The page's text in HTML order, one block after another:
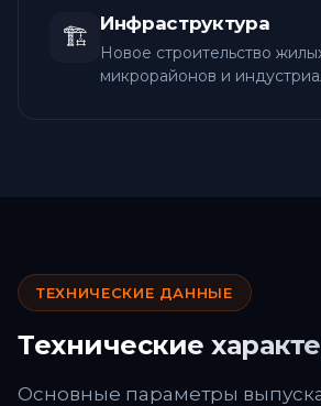
🏗️ Инфраструктура
Новое строительство
микрорайонов и
ТЕХНИЧЕСКИЕ ДАННЫЕ
Технические
Основные параметры